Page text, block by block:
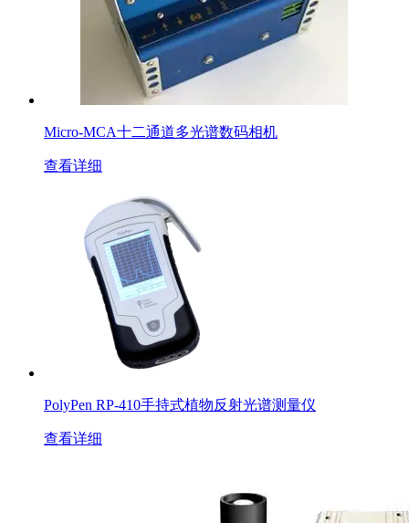
Micro-MCA十二通道多光谱数码相机
查看详细
PolyPen RP-410手持式植物反射光谱测量仪
查看详细